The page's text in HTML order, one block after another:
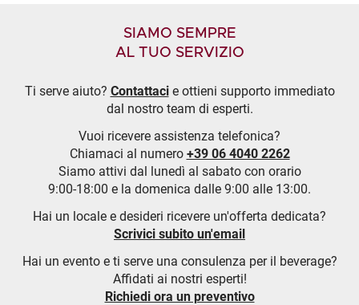
SIAMO SEMPRE
AL TUO SERVIZIO
Ti serve aiuto? Contattacie ottieni supporto immediato
dal nostro team di esperti.
Vuoi ricevere assistenza telefonica?
Chiamaci al numero +39 06 4040 2262
Siamo attivi dal lunedì al sabato con orario
9:00-18:00 e la domenica dalle 9:00 alle 13:00.
Hai un locale e desideri ricevere un'offerta dedicata?
Scrivici subito un'email
Hai un evento e ti serve una consulenza per il beverage?
Affidati ai nostri esperti!
Richiedi ora un preventivo